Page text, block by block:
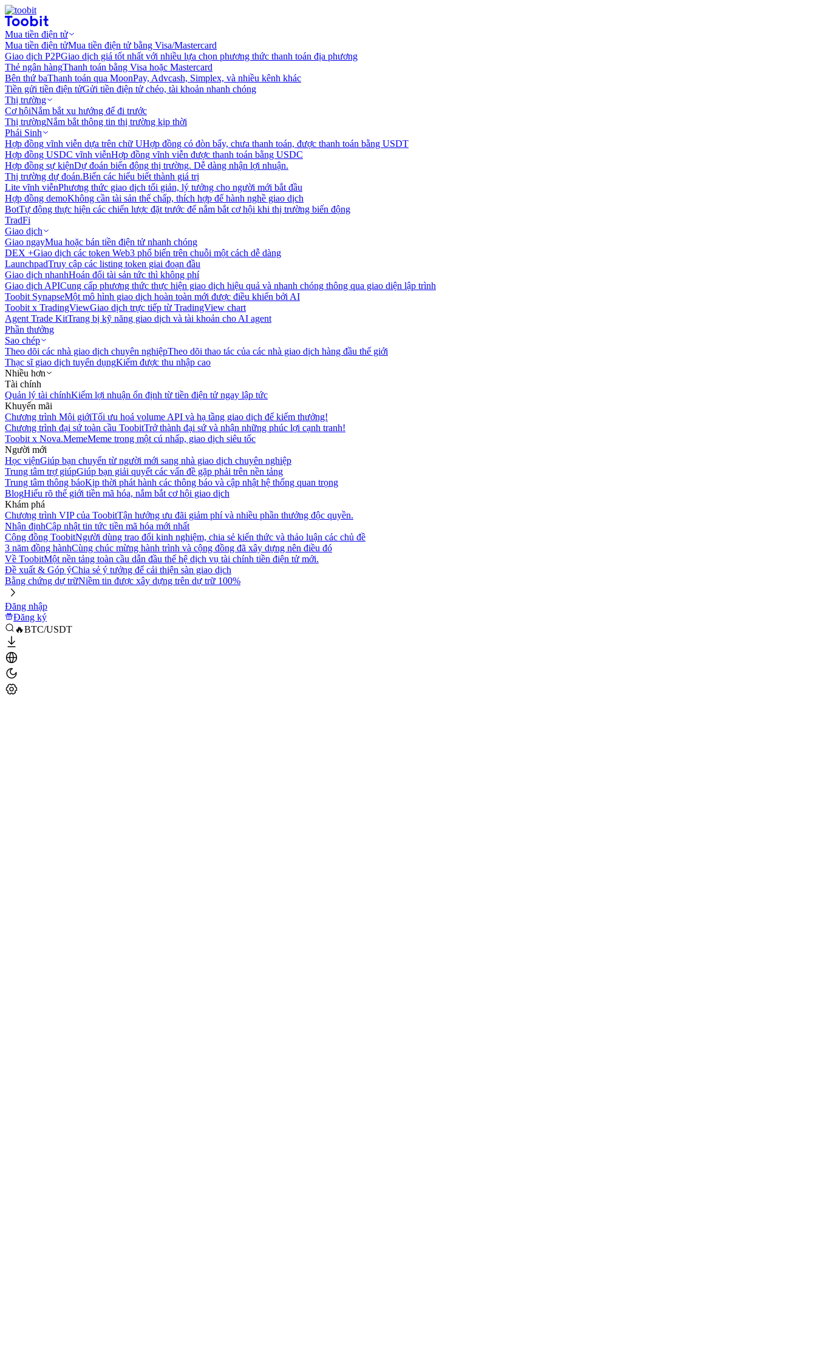
Mua tiền điện tử
Mua tiền điện tửMua tiền điện tử bằng Visa/Mastercard
Giao dịch P2PGiao dịch giá tốt nhất với nhiều lựa chọn phương thức thanh toán địa phương
Thẻ ngân hàngThanh toán bằng Visa hoặc Mastercard
Bên thứ baThanh toán qua MoonPay, Advcash, Simplex, và nhiều kênh khác
Tiền gửi tiền điện tửGửi tiền điện tử chéo, tài khoản nhanh chóng
Thị trường
Cơ hộiNắm bắt xu hướng để đi trước
Thị trườngNắm bắt thông tin thị trường kịp thời
Phái Sinh
Hợp đồng vĩnh viễn dựa trên chữ UHợp đồng có đòn bẩy, chưa thanh toán, được thanh toán bằng USDT
Hợp đồng USDC vĩnh viễnHợp đồng vĩnh viễn được thanh toán bằng USDC
Hợp đồng sự kiệnDự đoán biến động thị trường. Dễ dàng nhận lợi nhuận.
Thị trường dự đoán.Biến các hiểu biết thành giá trị
Lite vĩnh viễnPhương thức giao dịch tối giản, lý tưởng cho người mới bắt đầu
Hợp đồng demoKhông cần tài sản thế chấp, thích hợp để hành nghề giao dịch
BotTự động thực hiện các chiến lược đặt trước để nắm bắt cơ hội khi thị trường biến động
TradFi
Giao dịch
Giao ngayMua hoặc bán tiền điện tử nhanh chóng
DEX +Giao dịch các token Web3 phổ biến trên chuỗi một cách dễ dàng
LaunchpadTruy cập các listing token giai đoạn đầu
Giao dịch nhanhHoán đổi tài sản tức thì không phí
Giao dịch APICung cấp phương thức thực hiện giao dịch hiệu quả và nhanh chóng thông qua giao diện lập trình
Toobit SynapseMột mô hình giao dịch hoàn toàn mới được điều khiển bởi AI
Toobit x TradingViewGiao dịch trực tiếp từ TradingView chart
Agent Trade KitTrang bị kỹ năng giao dịch và tài khoản cho AI agent
Phần thưởng
Sao chép
Theo dõi các nhà giao dịch chuyên nghiệpTheo dõi thao tác của các nhà giao dịch hàng đầu thế giới
Thạc sĩ giao dịch tuyển dụngKiếm được thu nhập cao
Nhiều hơn
Tài chính
Quản lý tài chínhKiếm lợi nhuận ổn định từ tiền điện tử ngay lập tức
Khuyến mãi
Chương trình Môi giớiTối ưu hoá volume API và hạ tầng giao dịch để kiếm thưởng!
Chương trình đại sứ toàn cầu ToobitTrở thành đại sứ và nhận những phúc lợi cạnh tranh!
Toobit x Nova.MemeMeme trong một cú nhấp, giao dịch siêu tốc
Người mới
Học việnGiúp bạn chuyển từ người mới sang nhà giao dịch chuyên nghiệp
Trung tâm trợ giúpGiúp bạn giải quyết các vấn đề gặp phải trên nền tảng
Trung tâm thông báoKịp thời phát hành các thông báo và cập nhật hệ thống quan trọng
BlogHiểu rõ thế giới tiền mã hóa, nắm bắt cơ hội giao dịch
Khám phá
Chương trình VIP của ToobitTận hưởng ưu đãi giảm phí và nhiều phần thưởng độc quyền.
Nhận địnhCập nhật tin tức tiền mã hóa mới nhất
Cộng đồng ToobitNgười dùng trao đổi kinh nghiệm, chia sẻ kiến thức và thảo luận các chủ đề
3 năm đồng hànhCùng chúc mừng hành trình và cộng đồng đã xây dựng nên điều đó
Về ToobitMột nền tảng toàn cầu dẫn đầu thế hệ dịch vụ tài chính tiền điện tử mới.
Đề xuất & Góp ýChia sẻ ý tưởng để cải thiện sàn giao dịch
Bằng chứng dự trữNiềm tin được xây dựng trên dự trữ 100%
Đăng nhập
Đăng ký
🔥BTC/USDT